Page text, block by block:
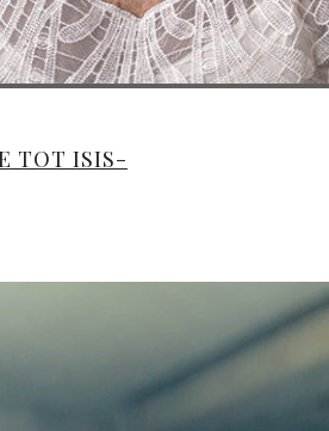
TOT ISIS-